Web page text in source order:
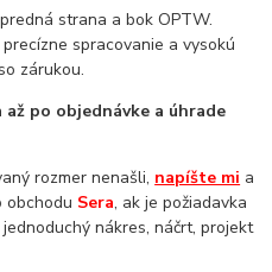
strana a bok OPTW.
spracovanie a vysokú
zárukou.
po objednávke a úhrade
rozmer nenašli, napíšte mi a
obchodu Sera, ak je požiadavka
nákres, náčrt, projekt